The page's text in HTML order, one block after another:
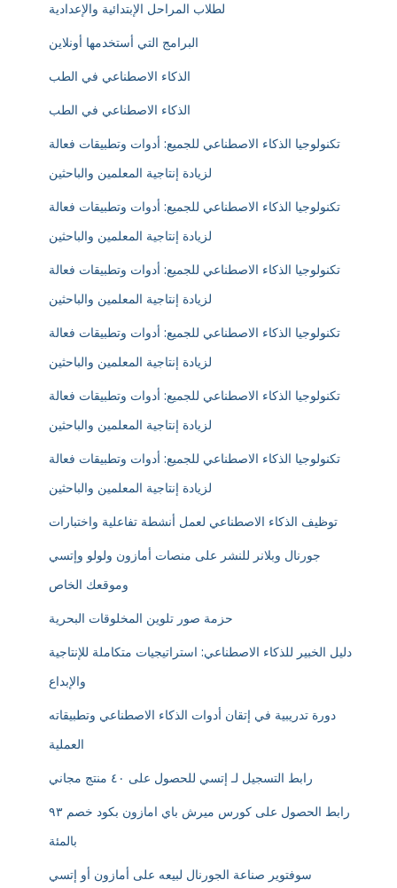
لطلاب المراحل الإبتدائية والإعدادية
البرامج التي أستخدمها أونلاين
الذكاء الاصطناعي في الطب
الذكاء الاصطناعي في الطب
تكنولوجيا الذكاء الاصطناعي للجميع: أدوات وتطبيقات فعالة
لزيادة إنتاجية المعلمين والباحثين
تكنولوجيا الذكاء الاصطناعي للجميع: أدوات وتطبيقات فعالة
لزيادة إنتاجية المعلمين والباحثين
تكنولوجيا الذكاء الاصطناعي للجميع: أدوات وتطبيقات فعالة
لزيادة إنتاجية المعلمين والباحثين
تكنولوجيا الذكاء الاصطناعي للجميع: أدوات وتطبيقات فعالة
لزيادة إنتاجية المعلمين والباحثين
تكنولوجيا الذكاء الاصطناعي للجميع: أدوات وتطبيقات فعالة
لزيادة إنتاجية المعلمين والباحثين
تكنولوجيا الذكاء الاصطناعي للجميع: أدوات وتطبيقات فعالة
لزيادة إنتاجية المعلمين والباحثين
توظيف الذكاء الاصطناعي لعمل أنشطة تفاعلية واختبارات
جورنال وبلانر للنشر على منصات أمازون ولولو وإتسي
وموقعك الخاص
حزمة صور تلوين المخلوقات البحرية
دليل الخبير للذكاء الاصطناعي: استراتيجيات متكاملة للإنتاجية
والإبداع
دورة تدريبية في إتقان أدوات الذكاء الاصطناعي وتطبيقاته
العملية
رابط التسجيل لـ إتسي للحصول على ٤٠ منتج مجاني
رابط الحصول على كورس ميرش باي امازون بكود خصم ٩٣
بالمئة
سوفتوير صناعة الجورنال لبيعه على أمازون أو إتسي